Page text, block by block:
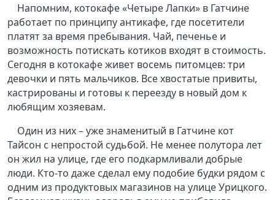
Напомним, котокафе «Четыре Лапки» в Гатчине
работает по принципу антикафе, где посетители
платят за время пребывания. Чай, печенье и
возможность потискать котиков входят в стоимость.
Сегодня в котокафе живет восемь питомцев: три
девочки и пять мальчиков. Все хвостатые привиты,
кастрированы и готовы к переезду в новый дом к
любящим хозяевам.
Один из них – уже знаменитый в Гатчине кот
Тайсон с непростой судьбой. Не менее полутора лет
он жил на улице, где его подкармливали добрые
люди. Кто-то даже сделал ему подобие будки рядом с
одним из продуктовых магазинов на улице Урицкого.